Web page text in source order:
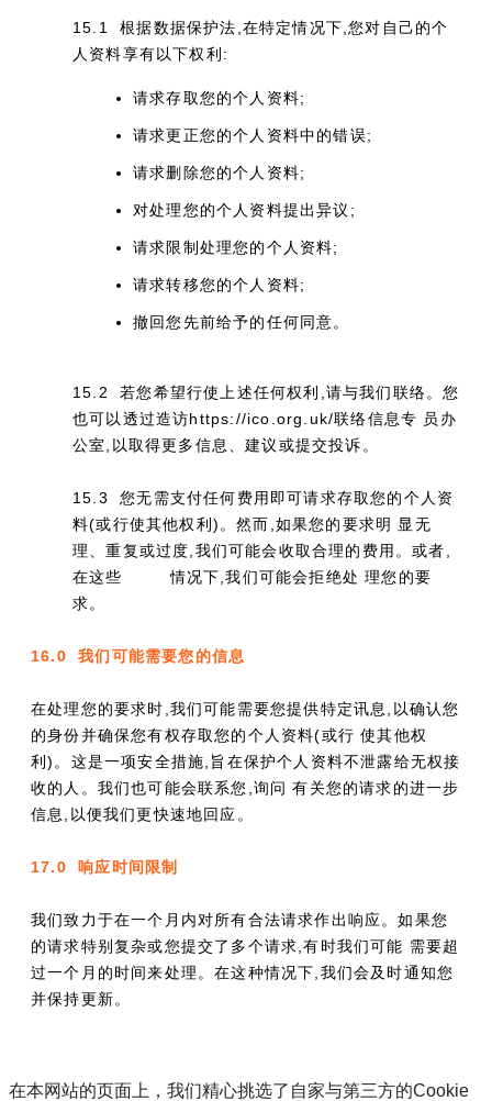
15.1 根据数据保护法,在特定情况下,您对自己的个
人资料享有以下权利:
请求存取您的个人资料;
请求更正您的个人资料中的错误;
请求删除您的个人资料;
对处理您的个人资料提出异议;
请求限制处理您的个人资料;
请求转移您的个人资料;
撤回您先前给予的任何同意。
15.2 若您希望行使上述任何权利,请与我们联络。您
也可以透过造访https://ico.org.uk/联络信息专 员办
公室,以取得更多信息、建议或提交投诉。
15.3 您无需支付任何费用即可请求存取您的个人资
料(或行使其他权利)。然而,如果您的要求明 显无
理、重复或过度,我们可能会收取合理的费用。或者,
在这些
情况下,我们可能会拒绝处 理您的要
求。
16.0 我们可能需要您的信息
在处理您的要求时,我们可能需要您提供特定讯息,以确认您
的身份并确保您有权存取您的个人资料(或行 使其他权
利)。这是一项安全措施,旨在保护个人资料不泄露给无权接
收的人。我们也可能会联系您,询问 有关您的请求的进一步
信息,以便我们更快速地回应。
17.0 响应时间限制
我们致力于在一个月内对所有合法请求作出响应。如果您
的请求特别复杂或您提交了多个请求,有时我们可能 需要超
过一个月的时间来处理。在这种情况下,我们会及时通知您
并保持更新。
在本网站的页面上，我们精心挑选了自家与第三方的Cookie